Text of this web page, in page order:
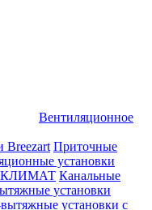
Вентиляционное
Breezart Приточные
установки
КЛИМАТ Канальные
установки
установки с